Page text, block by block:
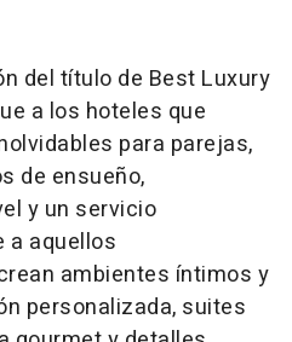
del título de Best Luxury
a los hoteles que
para parejas,
de ensueño,
y un servicio
a aquellos
ambientes íntimos y
personalizada, suites